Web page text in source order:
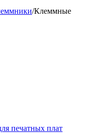
/Клеммные
печатных плат